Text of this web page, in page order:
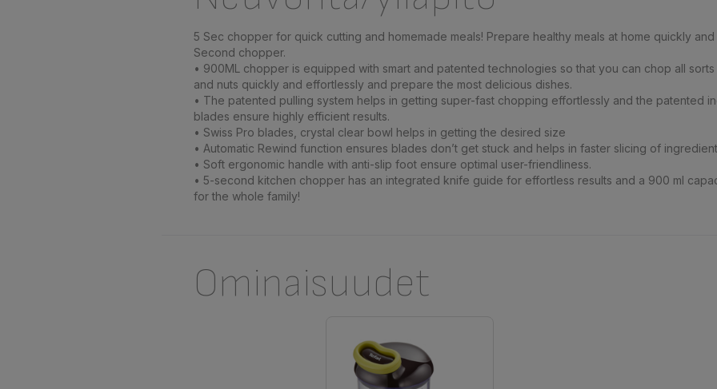
5 Sec chopper for quick cutting and homemade meals! Prepare healthy meals at home quickly and
Second chopper.
• 900ML chopper is equipped with smart and patented technologies so that you can chop all
and nuts quickly and effortlessly and prepare the most delicious dishes.
• The patented pulling system helps in getting super-fast chopping effortlessly and the patented
blades ensure highly efficient results.
• Swiss Pro blades, crystal clear bowl helps in getting the desired size
• Automatic Rewind function ensures blades don’t get stuck and helps in faster slicing of
• Soft ergonomic handle with anti-slip foot ensure optimal user-friendliness.
• 5-second kitchen chopper has an integrated knife guide for effortless results and a 900 ml
for the whole family!
Ominaisuudet